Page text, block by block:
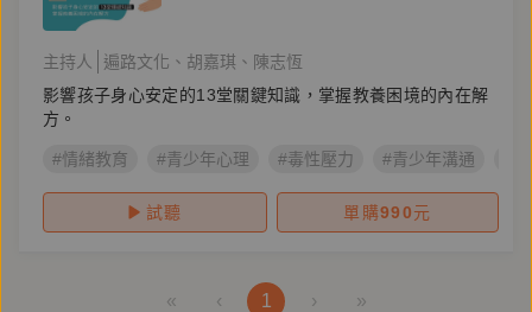
主持人 遍路文化 胡嘉琪
陳志恆
影響孩子身心安定的13堂關鍵知識，掌握教養困境的內在解
方。
#情緒教育 #青少年心理 #毒性壓力 #青少年溝通
試聽 單購990元
« ‹ 1 › »